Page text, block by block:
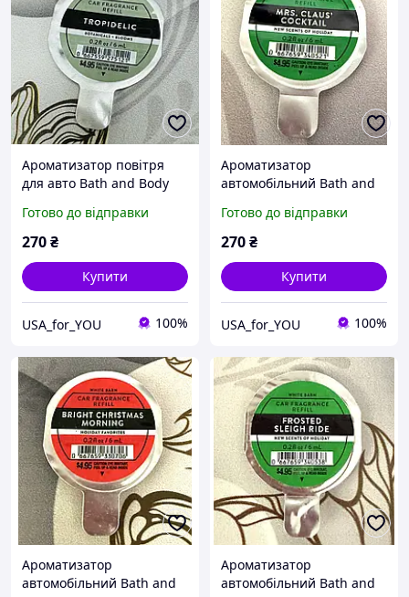
Ароматизатор повітря
для авто Bath and Body
Готово до відправки
270₴
Купити
USA_for_YOU 100%
Ароматизатор
автомобільний Bath and
цитрус
Готово до відправки
270₴
Купити
USA_for_YOU 100%
Ароматизатор
автомобільний Bath and
Ароматизатор
автомобільний Bath and